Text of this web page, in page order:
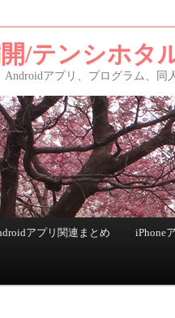
/テンシホタ
Androidアプリ、プログラム、同
テンツへ移動
ンツへ移動
アプリ関連まとめ iPhone